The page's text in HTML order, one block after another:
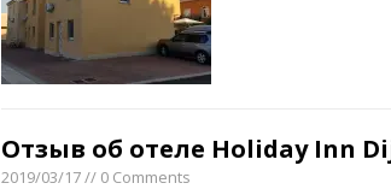
Отзыв об отеле Holiday Inn
2019/03/17 // 0 Comments